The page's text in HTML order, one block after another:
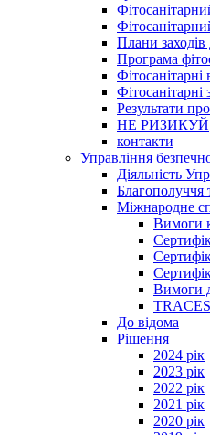
Плани
Програма
Фітосанітарні
Фітосанітарні
Результати
НЕ РИЗИКУЙ
контакти
Управління
Діяльність
Благополуччя
Міжнародне
Вимоги
Вимоги
До відома
Рішення
2024 рік
2023 рік
2022 рік
2021 рік
2020 рік